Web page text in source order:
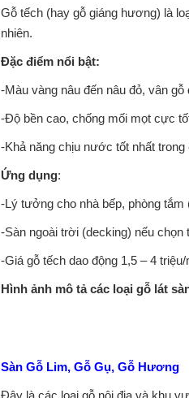
Gỗ tếch (hay gỗ giáng hương) là
nhiên.
Đặc điểm nổi bật:
-Màu vàng nâu đến nâu đỏ, vân gỗ
-Độ bền cao, chống mối mọt cực
-Khả năng chịu nước tốt nhất trong
Ứng dụng:
-Lý tưởng cho nhà bếp, phòng
-Sàn ngoài trời (decking) nếu
-Giá gỗ tếch dao động 1,5 – 4
Hình ảnh mô tả các loại gỗ lát
Sàn Gỗ Lim, Gỗ Gụ, Gỗ Hương